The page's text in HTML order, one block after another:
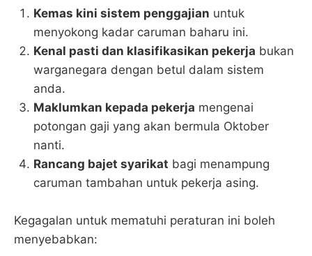
Kemas kini sistem penggajian untuk
menyokong kadar caruman baharu ini.
Kenal pasti dan klasifikasikan pekerja bukan
warganegara dengan betul dalam sistem
anda.
Maklumkan kepada pekerja mengenai
potongan gaji yang akan bermula Oktober
nanti.
Rancang bajet syarikat bagi menampung
caruman tambahan untuk pekerja asing.
Kegagalan untuk mematuhi peraturan ini boleh
menyebabkan: